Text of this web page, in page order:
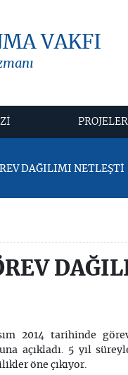
VAKFI
PROJELER
DAĞILIMI NETLEŞTİ
2014 tarihinde
açıkladı. 5 yıl
öne çıkıyor.